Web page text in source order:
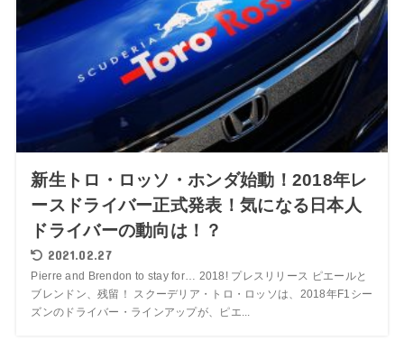
新生トロ・ロッソ・ホンダ始動！2018年レ
ースドライバー正式発表！気になる日本人
ドライバーの動向は！？
2021.02.27
Pierre and Brendon to stay for… 2018! プレスリリース ピエールと
ブレンドン、残留！ スクーデリア・トロ・ロッソは、2018年F1シー
ズンのドライバー・ラインアップが、ピエ...